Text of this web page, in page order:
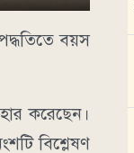
বয়স
করেছেন।
বিশ্লেষণ